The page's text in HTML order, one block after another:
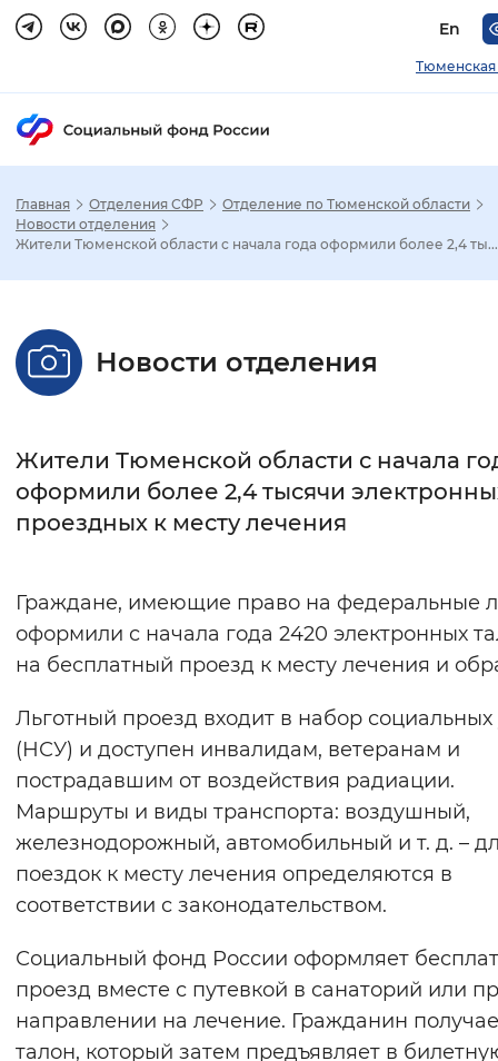
En
Тюменская
Настройка режима отображения
Стандартный Увеличенный
Без засечек
Интервал между буквами
Цвет сайта
Синий фон
Изображения
Включены Выключены
Вернуть стандартные настройки
Главная Отделения СФР
Отделение по Тюменской области
Новости отделения
Жители Тюменской области с начала года оформили более 2,4 ты...
Новости отделения
Жители Тюменской области с начала
оформили более 2,4 тысячи
проездных к месту лечения
Граждане, имеющие право на федеральные
оформили с начала года 2420 электронных
на бесплатный проезд к месту лечения и
Льготный проезд входит в набор социальных
(НСУ) и доступен инвалидам, ветеранам и
пострадавшим от воздействия радиации.
Маршруты и виды транспорта: воздушный,
железнодорожный, автомобильный и т. д. –
поездок к месту лечения определяются в
соответствии с законодательством.
Социальный фонд России оформляет
проезд вместе с путевкой в санаторий или
направлении на лечение. Гражданин
талон, который затем предъявляет в